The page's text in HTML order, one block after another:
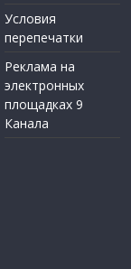
Условия
перепечатки
Реклама на
электронных
площадках 9
Канала